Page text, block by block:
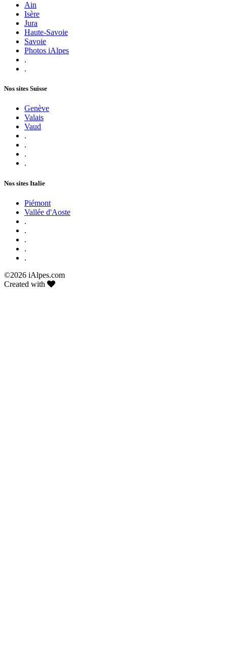
Ain
Isère
Jura
Haute-Savoie
Savoie
Photos iAlpes
.
.
Nos sites Suisse
Genève
Valais
Vaud
.
.
.
.
Nos sites Italie
Piémont
Vallée d'Aoste
.
.
.
.
.
©2026 iAlpes.com
Created with